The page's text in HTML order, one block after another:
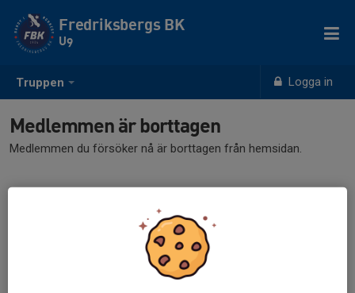
Truppen Logga in
Fredriksbergs BK
U9
Medlemmen är borttagen
Medlemmen du försöker nå är borttagen från hemsidan.